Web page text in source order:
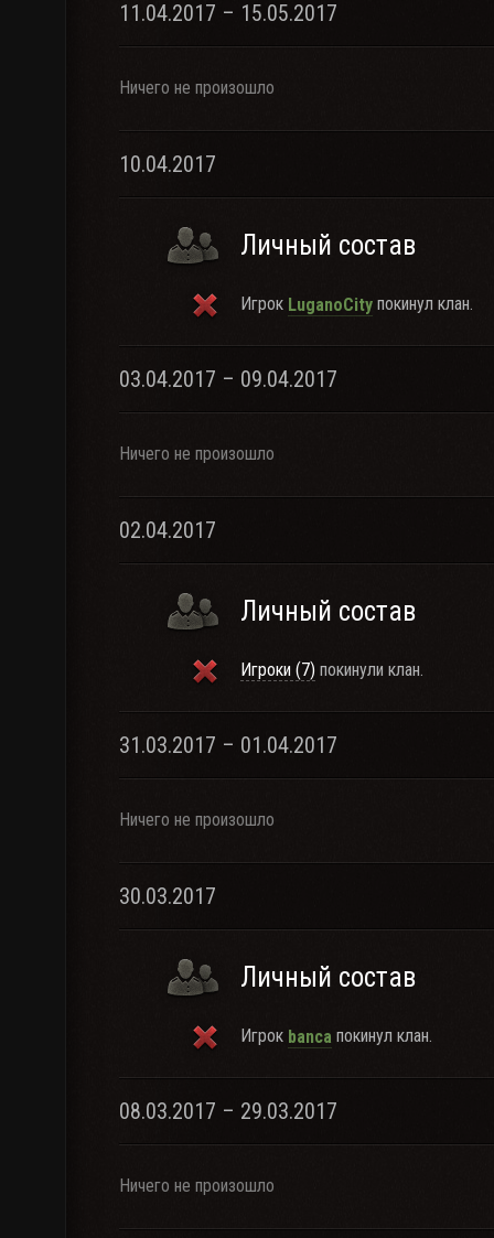
11.04.2017 – 15.05.2017
Ничего не произошло
10.04.2017
Личный состав
Игрок LuganoCity покинул клан.
03.04.2017 – 09.04.2017
Ничего не произошло
02.04.2017
Личный состав
Игроки (7) покинули клан.
31.03.2017 – 01.04.2017
Ничего не произошло
30.03.2017
Личный состав
Игрок banca покинул клан.
08.03.2017 – 29.03.2017
Ничего не произошло